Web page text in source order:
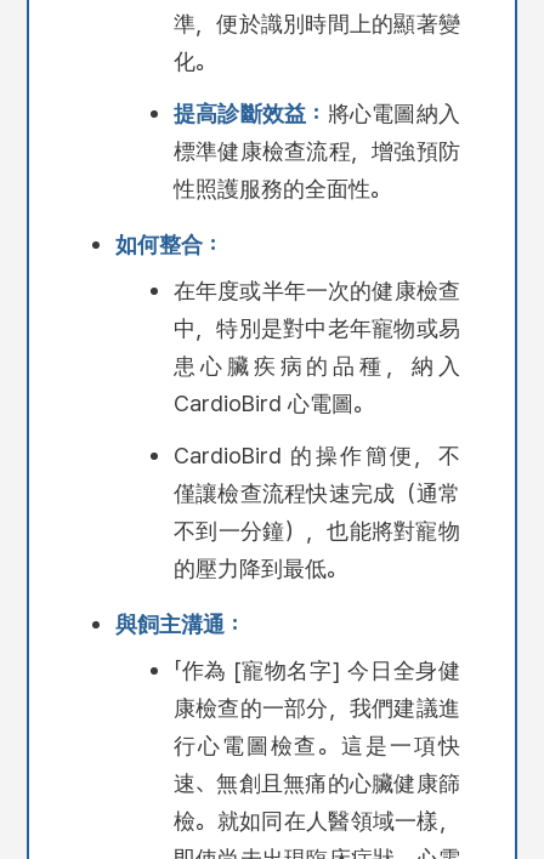
準，便於識別時間上的顯著變
化。
提高診斷效益： 將心電圖納入
標準健康檢查流程，增強預防
性照護服務的全面性。
如何整合：
在年度或半年一次的健康檢查
中，特別是對中老年寵物或易
患心臟疾病的品種，納入
CardioBird 心電圖。
CardioBird 的操作簡便，不
僅讓檢查流程快速完成（通常
不到一分鐘），也能將對寵物
的壓力降到最低。
與飼主溝通：
「作為 [寵物名字] 今日全身健
康檢查的一部分，我們建議進
行心電圖檢查。這是一項快
速、無創且無痛的心臟健康篩
檢。就如同在人醫領域一樣，